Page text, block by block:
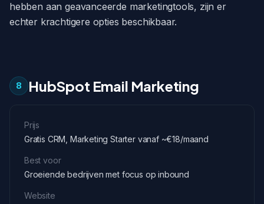
hebben aan geavanceerde marketingtools, zijn er
echter krachtigere opties beschikbaar.
8 HubSpot Email Marketing
Prijs
Gratis CRM, Marketing Starter vanaf ~€18/maand
Best voor
Groeiende bedrijven met focus op inbound
Website